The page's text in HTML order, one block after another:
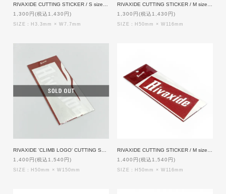
1,300円(税込1,430円)
SIZE：H3.3mm × W7.7mm
1,300円(税込1,430円)
SIZE：H50mm × W116mm
1,400円(税込1,540円)
SIZE：H50mm × W150mm
1,400円(税込1,540円)
SIZE：H50mm × W116mm